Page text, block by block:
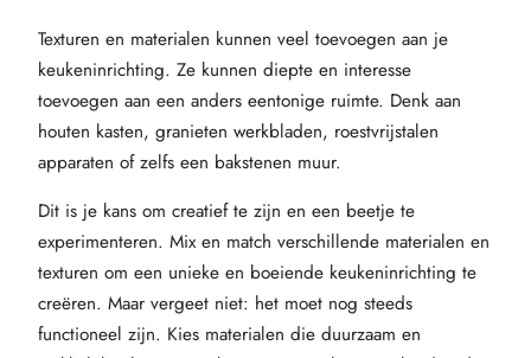
Texturen en materialen kunnen veel toevoegen aan je
keukeninrichting. Ze kunnen diepte en interesse
toevoegen aan een anders eentonige ruimte. Denk aan
houten kasten, granieten werkbladen, roestvrijstalen
apparaten of zelfs een bakstenen muur.
Dit is je kans om creatief te zijn en een beetje te
experimenteren. Mix en match verschillende materialen en
texturen om een unieke en boeiende keukeninrichting te
creëren. Maar vergeet niet: het moet nog steeds
functioneel zijn. Kies materialen die duurzaam en